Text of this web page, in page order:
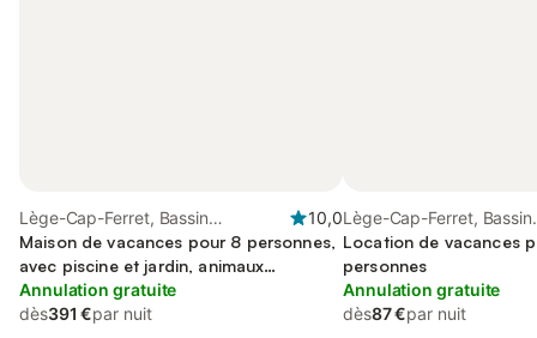
Lège-Cap-Ferret, Bassin
d'Arcachon
10,0
Maison de vacances pour 8 personnes,
avec piscine et jardin, animaux
acceptés
Annulation gratuite
dès391 €par nuit
Lège-Cap-Ferret, Bassin
d'Arcachon
Location de vacances
personnes
Annulation gratuite
dès87 €par nuit